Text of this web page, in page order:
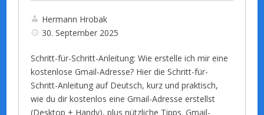
Hermann Hrobak
30. September 2025
Schritt-für-Schritt-Anleitung: Wie erstelle ich mir eine
kostenlose Gmail-Adresse? Hier die Schritt-für-
Schritt-Anleitung auf Deutsch, kurz und praktisch,
wie du dir kostenlos eine Gmail-Adresse erstellst
(Desktop + Handy), plus nützliche Tipps. Gmail-